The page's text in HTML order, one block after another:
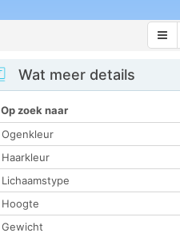
Wat meer details
Op zoek naar
Ogenkleur
Haarkleur
Lichaamstype
Hoogte
Gewicht